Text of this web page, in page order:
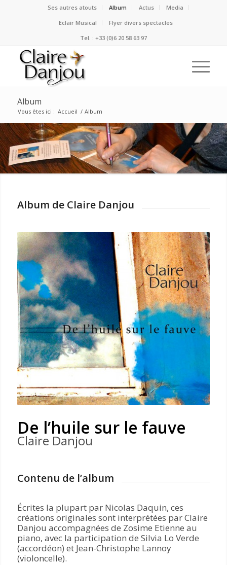
Ses autres atouts Album Actus
Media
Eclair Musical
Flyer divers spectacles
Tel. : +33 (0)6 20 58 63 97
Album
Vous êtes ici : Accueil / Album
Album de Claire Danjou
De l’huile sur le fauve
Claire Danjou
Contenu de l’album
Écrites la plupart par Nicolas Daquin, ces
créations originales sont interprétées par Claire
Danjou accompagnées de Zosime Etienne au
piano, avec la participation de Silvia Lo Verde
(accordéon) et Jean-Christophe Lannoy
(violoncelle).